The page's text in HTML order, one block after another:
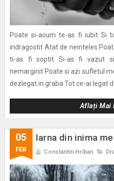
Poate si-acum te-as fi iubit Si
indragostit Atat de neinteles
ti-as fi soptit Si-as fi vazut
nemarginit Poate si azi sufletul
dezlegat in graba Tot ce-ai legat
Aflați Mai
05
FEB
Iarna din inima
Constantin Hriban